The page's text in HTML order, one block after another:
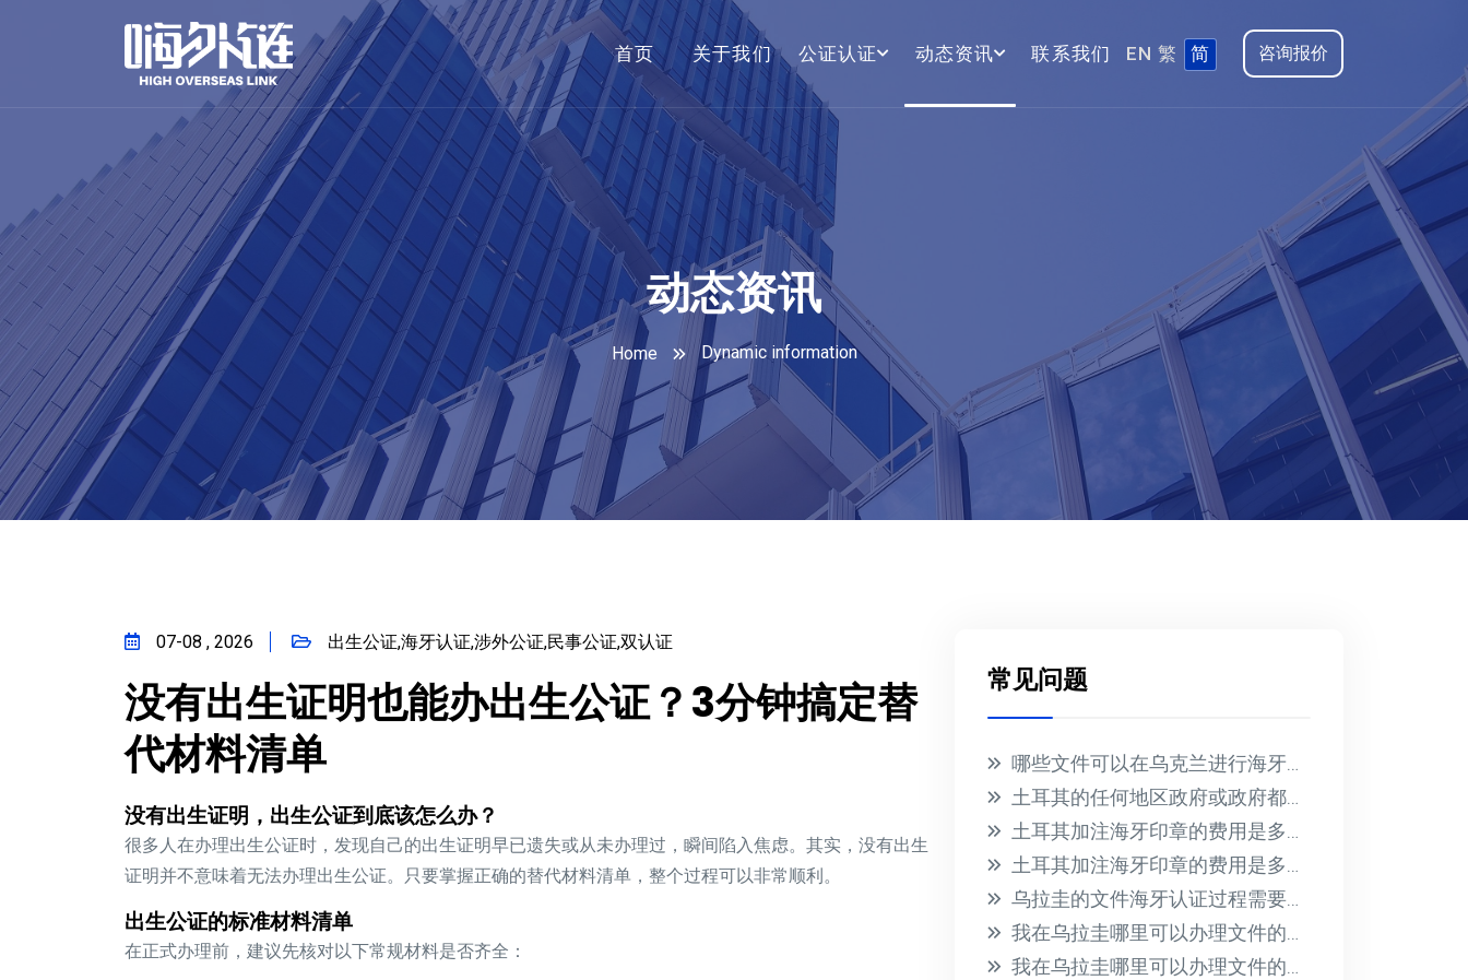
首页 关于我们 公证认证 动态资讯 联系我们 EN 繁 简 咨询报价
动态资讯
Home Dynamic information
07-08 , 2026 出生公证,海牙认证,涉外公证,民事公证,双认证
没有出生证明也能办出生公证？3分钟搞定替
代材料清单
没有出生证明，出生公证到底该怎么办？
很多人在办理出生公证时，发现自己的出生证明早已遗失或从未办理过，瞬间陷入焦虑。其实，没有出生
证明并不意味着无法办理出生公证。只要掌握正确的替代材料清单，整个过程可以非常顺利。
出生公证的标准材料清单
在正式办理前，建议先核对以下常规材料是否齐全：
常见问题
哪些文件可以在乌克兰进行海牙认证？
土耳其的任何地区政府或政府都不会为在国外收到的文件提供海牙认证
土耳其加注海牙印章的费用是多少？
土耳其加注海牙印章的费用是多少？
乌拉圭的文件海牙认证过程需要多长时间？此过程的相关费用是多少？
我在乌拉圭哪里可以办理文件的海牙认证？有哪些必要的要求？
我在乌拉圭哪里可以办理文件的海牙认证？有哪些必要的要求？